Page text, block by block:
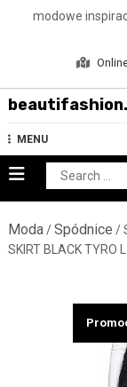
modowe
MENU
Search
for:
Moda/Spódnice /
SKIRT BLACK TYRO